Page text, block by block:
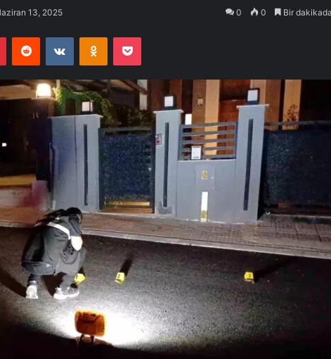
13, 2025 0 0 Bir
PinterestReddit VKontakteOdnoklassniki
Pocket